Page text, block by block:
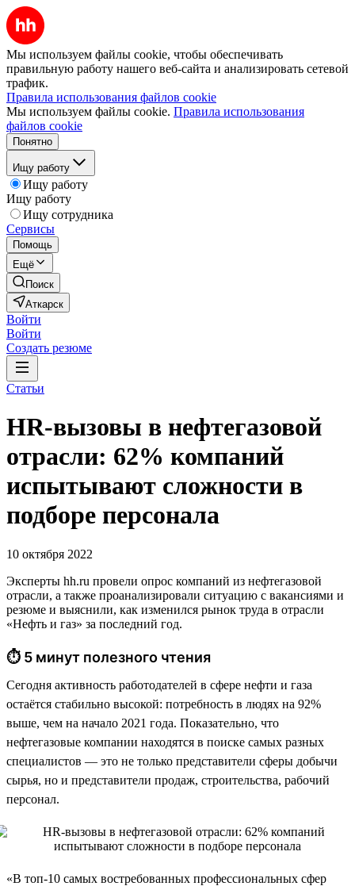
Мы используем файлы cookie, чтобы обеспечивать
правильную работу нашего веб-сайта и анализировать сетевой
трафик.
Правила использования файлов cookie
Мы используем файлы cookie. Правила использования
файлов cookie
Понятно
Ищу работу
Ищу работу
Ищу работу
Ищу сотрудника
Сервисы
Помощь
Ещё
Поиск
Аткарск
Войти
Войти
Создать резюме
Статьи
HR-вызовы в нефтегазовой
отрасли: 62% компаний
испытывают сложности в
подборе персонала
10 октября 2022
Эксперты hh.ru провели опрос компаний из нефтегазовой
отрасли, а также проанализировали ситуацию с вакансиями и
резюме и выяснили, как изменился рынок труда в отрасли
«Нефть и газ» за последний год.
⏱ 5 минут полезного чтения
Сегодня активность работодателей в сфере нефти и газа
остаётся стабильно высокой: потребность в людях на 92%
выше, чем на начало 2021 года. Показательно, что
нефтегазовые компании находятся в поиске самых разных
специалистов — это не только представители сферы добычи
сырья, но и представители продаж, строительства, рабочий
персонал.
«В топ-10 самых востребованных профессиональных сфер